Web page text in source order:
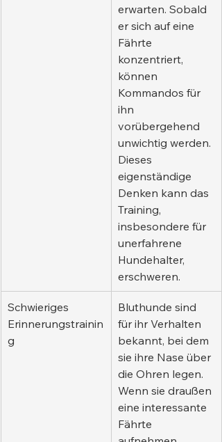
erwarten. Sobald
er sich auf eine
Fährte
konzentriert,
können
Kommandos für
ihn
vorübergehend
unwichtig werden.
Dieses
eigenständige
Denken kann das
Training,
insbesondere für
unerfahrene
Hundehalter,
erschweren.
Schwieriges
Erinnerungstrainin
g
Bluthunde sind
für ihr Verhalten
bekannt, bei dem
sie ihre Nase über
die Ohren legen.
Wenn sie draußen
eine interessante
Fährte